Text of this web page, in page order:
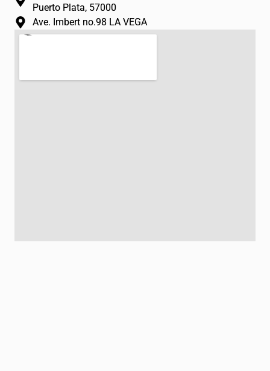
Puerto Plata, 57000
Ave. Imbert no.98 LA VEGA